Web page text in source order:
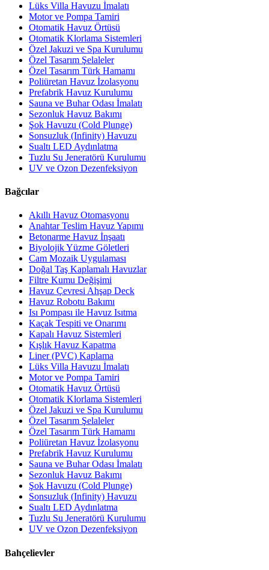
Lüks Villa Havuzu İmalatı
Motor ve Pompa Tamiri
Otomatik Havuz Örtüsü
Otomatik Klorlama Sistemleri
Özel Jakuzi ve Spa Kurulumu
Özel Tasarım Şelaleler
Özel Tasarım Türk Hamamı
Poliüretan Havuz İzolasyonu
Prefabrik Havuz Kurulumu
Sauna ve Buhar Odası İmalatı
Sezonluk Havuz Bakımı
Şok Havuzu (Cold Plunge)
Sonsuzluk (Infinity) Havuzu
Sualtı LED Aydınlatma
Tuzlu Su Jeneratörü Kurulumu
UV ve Ozon Dezenfeksiyon
Bağcılar
Akıllı Havuz Otomasyonu
Anahtar Teslim Havuz Yapımı
Betonarme Havuz İnşaatı
Biyolojik Yüzme Göletleri
Cam Mozaik Uygulaması
Doğal Taş Kaplamalı Havuzlar
Filtre Kumu Değişimi
Havuz Çevresi Ahşap Deck
Havuz Robotu Bakımı
Isı Pompası ile Havuz Isıtma
Kaçak Tespiti ve Onarımı
Kapalı Havuz Sistemleri
Kışlık Havuz Kapatma
Liner (PVC) Kaplama
Lüks Villa Havuzu İmalatı
Motor ve Pompa Tamiri
Otomatik Havuz Örtüsü
Otomatik Klorlama Sistemleri
Özel Jakuzi ve Spa Kurulumu
Özel Tasarım Şelaleler
Özel Tasarım Türk Hamamı
Poliüretan Havuz İzolasyonu
Prefabrik Havuz Kurulumu
Sauna ve Buhar Odası İmalatı
Sezonluk Havuz Bakımı
Şok Havuzu (Cold Plunge)
Sonsuzluk (Infinity) Havuzu
Sualtı LED Aydınlatma
Tuzlu Su Jeneratörü Kurulumu
UV ve Ozon Dezenfeksiyon
Bahçelievler